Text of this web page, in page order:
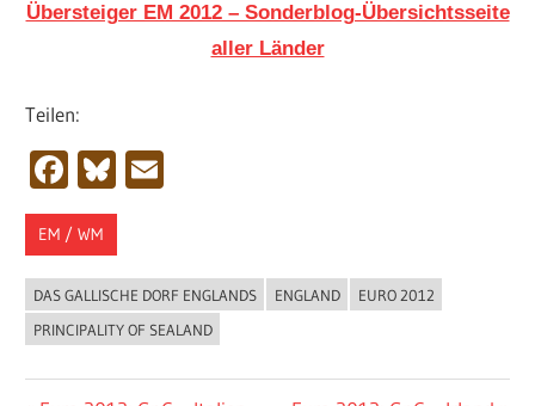
Übersteiger EM 2012 – Sonderblog-Übersichtsseite
aller Länder
Teilen:
Facebook
Bluesky
EM / WM
DAS GALLISCHE DORF ENGLANDS ENGLAND
EURO 2012
PRINCIPALITY OF SEALAND